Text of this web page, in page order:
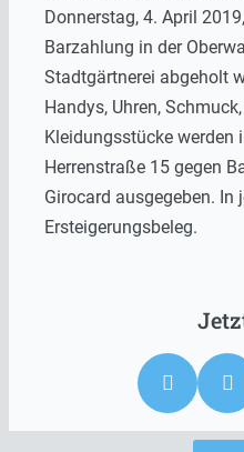
Donnerstag, 4. April
Barzahlung in der
Stadtgärtnerei abgeholt
Handys, Uhren,
Kleidungsstücke werden
Herrenstraße 15 gegen
Girocard ausgegeben. In
Ersteigerungsbeleg.